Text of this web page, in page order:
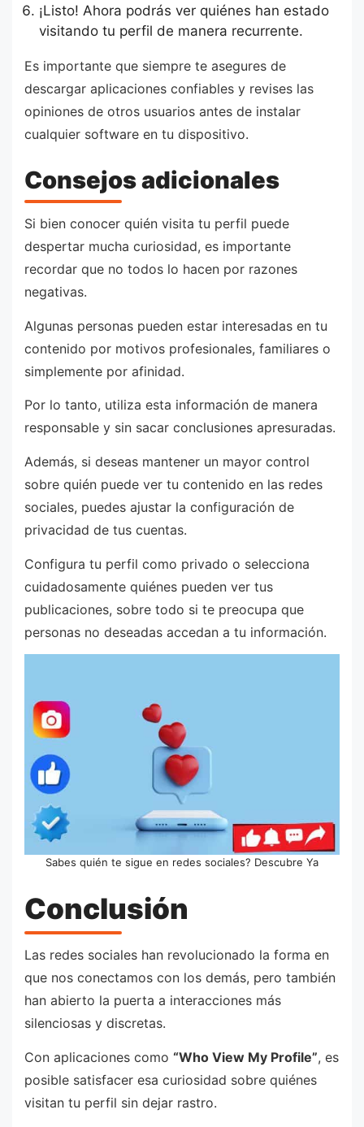
¡Listo! Ahora podrás ver quiénes han estado
visitando tu perfil de manera recurrente.
Es importante que siempre te asegures de
descargar aplicaciones confiables y revises las
opiniones de otros usuarios antes de instalar
cualquier software en tu dispositivo.
Consejos adicionales
Si bien conocer quién visita tu perfil puede
despertar mucha curiosidad, es importante
recordar que no todos lo hacen por razones
negativas.
Algunas personas pueden estar interesadas en tu
contenido por motivos profesionales, familiares o
simplemente por afinidad.
Por lo tanto, utiliza esta información de manera
responsable y sin sacar conclusiones apresuradas.
Además, si deseas mantener un mayor control
sobre quién puede ver tu contenido en las redes
sociales, puedes ajustar la configuración de
privacidad de tus cuentas.
Configura tu perfil como privado o selecciona
cuidadosamente quiénes pueden ver tus
publicaciones, sobre todo si te preocupa que
personas no deseadas accedan a tu información.
Sabes quién te sigue en redes sociales? Descubre Ya
Conclusión
Las redes sociales han revolucionado la forma en
que nos conectamos con los demás, pero también
han abierto la puerta a interacciones más
silenciosas y discretas.
Con aplicaciones como “Who View My Profile”, es
posible satisfacer esa curiosidad sobre quiénes
visitan tu perfil sin dejar rastro.